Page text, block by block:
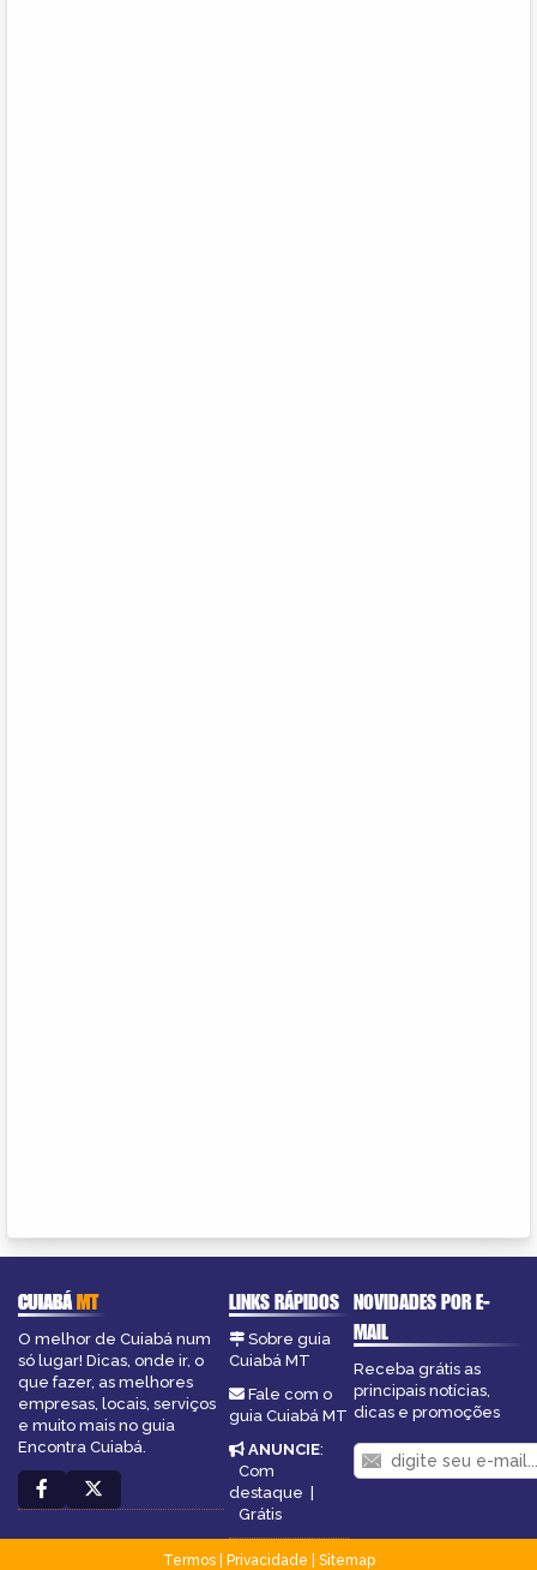
CUIABÁMT
O melhor de Cuiabá num
só lugar! Dicas, onde ir, o
que fazer, as melhores
empresas, locais, serviços
e muito mais no guia
Encontra Cuiabá.
LINKS RÁPIDOS
Sobre guia
Cuiabá MT
Fale com o
guia Cuiabá MT
ANUNCIE:
Com
destaque |
Grátis
NOVIDADES POR E-
MAIL
Receba grátis as
principais notícias,
dicas e promoções
Termos| Privacidade
Sitemap